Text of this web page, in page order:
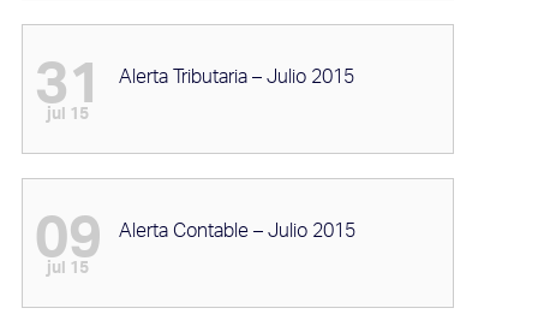
31
jul 15
Alerta Tributaria – Julio 2015
09
jul 15
Alerta Contable – Julio 2015